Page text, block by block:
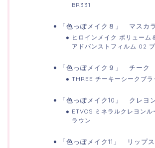
BR331
「色っぽメイク８」 マスカラ
ヒロインメイク ボリューム
アドバンストフィルム 02
「色っぽメイク９」 チーク
THREE チーキーシークブ
「色っぽメイク10」 クレヨ
ETVOS ミネラルクレヨン
ラウン
「色っぽメイク11」 リップ